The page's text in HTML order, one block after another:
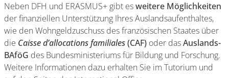
Neben DFH und ERASMUS+ gibt esweitere Möglichkeiten
der finanziellen Unterstützung Ihres Auslandsaufenthaltes,
wie den Wohngeldzuschuss des französischen Staates über
die Caisse d’allocations familiales(CAF) oder dasAuslands-
BAföG des Bundesministeriums für Bildung und Forschung.
Weitere Informationen dazu erhalten Sie im Tutorium und